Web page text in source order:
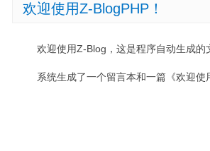
欢迎使用Z-BlogPHP！
欢迎使用Z-Blog，这是程序自动生成
系统生成了一个留言本和一篇《欢迎